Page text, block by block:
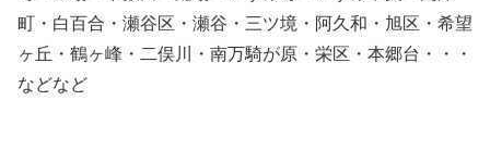
町・白百合・瀬谷区・瀬谷・三ツ境・阿久和・旭区・希望
ヶ丘・鶴ヶ峰・二俣川・南万騎が原・栄区・本郷台・・・
などなど